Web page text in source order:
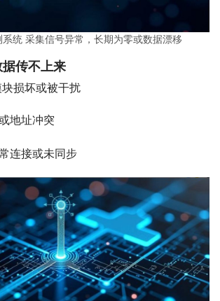
系统 采集信号异常，长期为零或数据漂移
传不上来
损坏或被干扰
地址冲突
连接或未同步